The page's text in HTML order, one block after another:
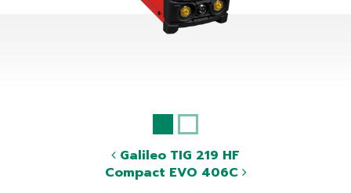
Galileo TIG 219 HF
Compact EVO 406C